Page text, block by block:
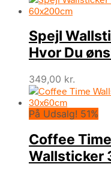
Spejl
Hvor Du
349,00 kr.
På Udsalg! 51%
Coffee
Wallsticker